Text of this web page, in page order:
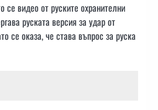
се видео от руските охранителни
руската версия за удар от
се оказа, че става въпрос за руска